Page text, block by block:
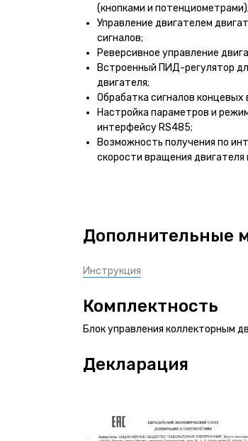
(кнопками и потенциометрами);
Управление двигателем
сигналов;
Реверсивное управление
Встроенный ПИД-регулятор
двигателя;
Обрабатка сигналов
Настройка параметров и
интерфейсу RS485;
Возможность получения по
скорости вращения двигателя
Дополнительные
Инструкция
Комплектность
Блок управления коллекторным
Декларация